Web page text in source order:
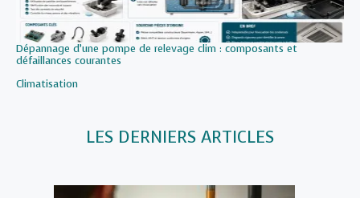
Dépannage d’une pompe de relevage clim : composants et
défaillances courantes
Par rapport à
Climatisation
LES DERNIERS ARTICLES